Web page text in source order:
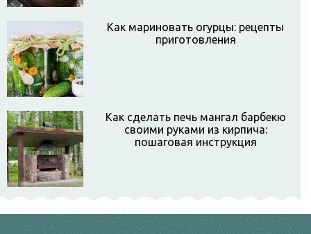
Как мариновать огурцы: рецепты
приготовления
Как сделать печь мангал барбекю
своими руками из кирпича:
пошаговая инструкция